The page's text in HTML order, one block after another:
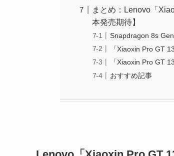
まとめ：Lenovo「
本発売期待】
Snapdragon 8s
「Xiaoxin Pro GT
「Xiaoxin Pro GT
おすすめ記事